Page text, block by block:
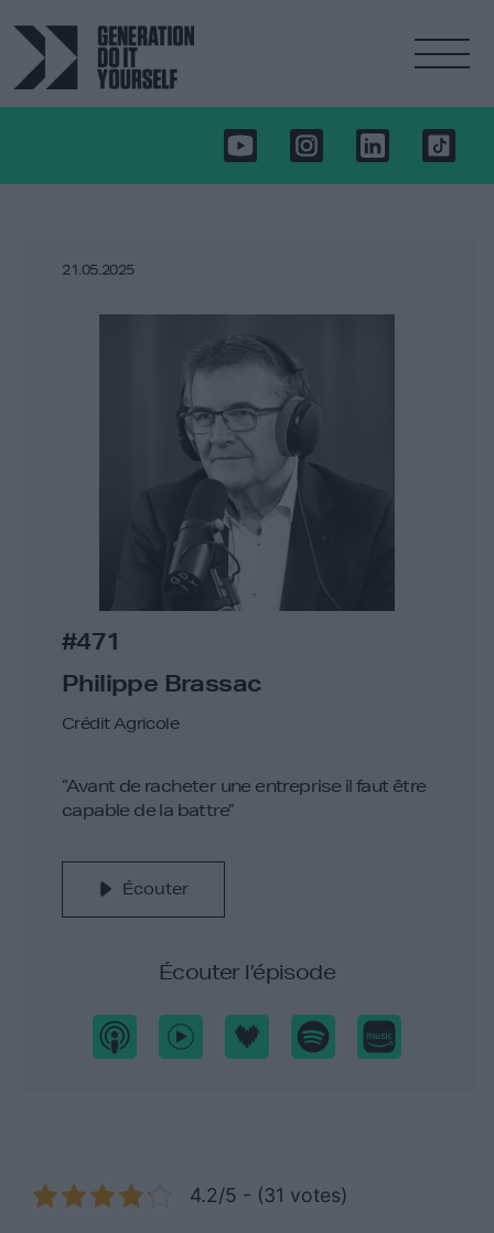
21.05.2025
#471
Philippe Brassac
Crédit Agricole
“Avant de racheter une entreprise il faut être
capable de la battre”
Écouter
Écouter l’épisode
4.2/5 - (31 votes)